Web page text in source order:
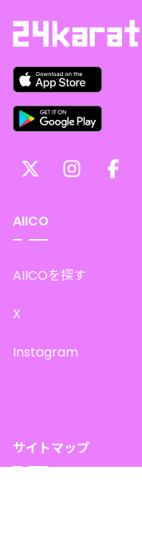
AIICO
AIICOを探す
X
Instagram
サイトマップ